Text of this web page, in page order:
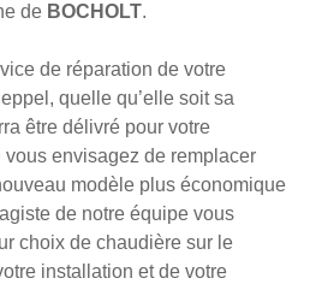
de BOCHOLT.
de réparation de votre
quelle qu’elle soit sa
être délivré pour votre
envisagez de remplacer
modèle plus économique
de notre équipe vous
choix de chaudière sur le
installation et de votre